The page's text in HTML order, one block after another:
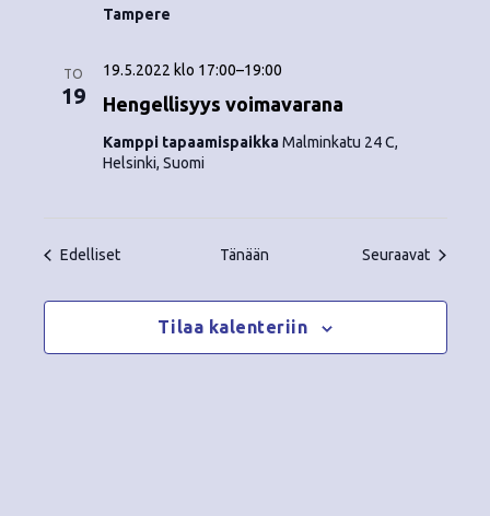
Tampere
TO
19 Hengellisyys voimavarana
19.5.2022 klo 17:00–19:00
Kamppi tapaamispaikkaMalminkatu 24 C,
Helsinki, Suomi
EdellisetTapahtumat Tänään Seuraavat
Tilaa kalenteriin